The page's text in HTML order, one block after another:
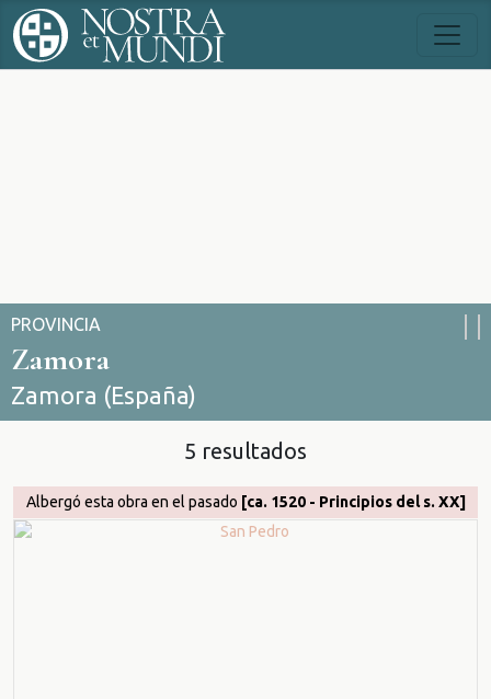
PROVINCIA
Zamora
Zamora (España)
5 resultados
Albergó esta obra en el pasado [ca. 1520 - Principios del s. XX]